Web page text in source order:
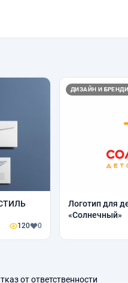
120 0
ДИЗАЙН И
Логотип для
«Солнечный»
от ответственности